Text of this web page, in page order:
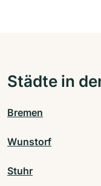
Städte in
Bremen
Wunstorf
Stuhr